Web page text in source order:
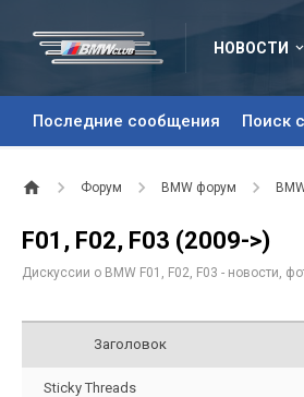
НОВОСТИ
Последние сообщения Поиск
Форум BMW форум
F01, F02, F03 (2009->)
Дискуссии о BMW F01, F02, F03 - новости,
Заголовок
Sticky Threads